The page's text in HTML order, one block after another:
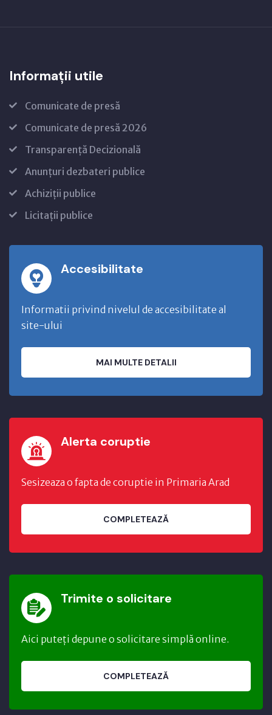
Informații utile
Comunicate de presă
Comunicate de presă 2026
Transparență Decizională
Anunțuri dezbateri publice
Achiziții publice
Licitații publice
Accesibilitate
Informatii privind nivelul de accesibilitate al
site-ului
MAI MULTE DETALII
Alerta coruptie
Sesizeaza o fapta de coruptie in Primaria Arad
COMPLETEAZĂ
Trimite o solicitare
Aici puteți depune o solicitare simplă online.
COMPLETEAZĂ